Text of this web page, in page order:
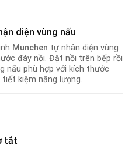
diện vùng nấu
Munchen tự nhân diện vùng
đáy nồi. Đặt nồi trên bếp rồi
nấu phù hợp với kích thước
kiệm năng lượng.
tắt